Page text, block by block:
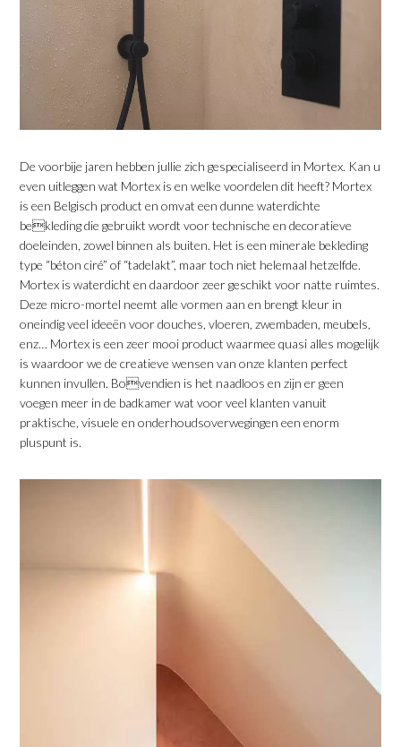
De voorbije jaren hebben jullie zich gespecialiseerd in Mortex. Kan u
even uitleggen wat Mortex is en welke voordelen dit heeft? Mortex
is een Belgisch product en omvat een dunne waterdichte
bekleding die gebruikt wordt voor technische en decoratieve
doeleinden, zowel binnen als buiten. Het is een minerale bekleding
type “béton ciré” of “tadelakt”, maar toch niet helemaal hetzelfde.
Mortex is waterdicht en daardoor zeer geschikt voor natte ruimtes.
Deze micro-mortel neemt alle vormen aan en brengt kleur in
oneindig veel ideeën voor douches, vloeren, zwembaden, meubels,
enz… Mortex is een zeer mooi product waarmee quasi alles mogelijk
is waardoor we de creatieve wensen van onze klanten perfect
kunnen invullen. Bovendien is het naadloos en zijn er geen
voegen meer in de badkamer wat voor veel klanten vanuit
praktische, visuele en onderhoudsoverwegingen een enorm
pluspunt is.